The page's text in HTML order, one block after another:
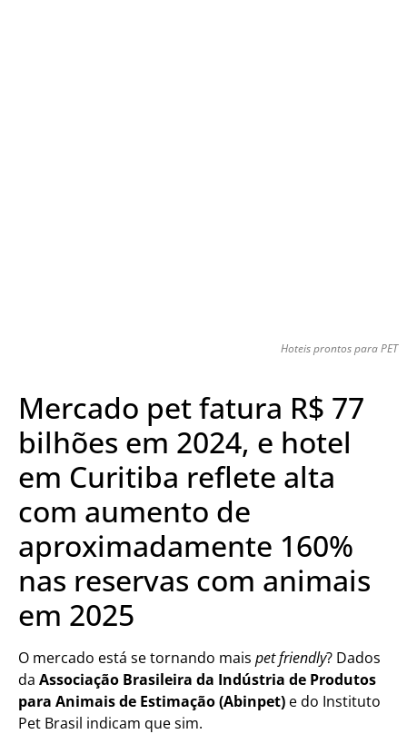
Hoteis prontos para PET
Mercado pet fatura R$ 77
bilhões em 2024, e hotel
em Curitiba reflete alta
com aumento de
aproximadamente 160%
nas reservas com animais
em 2025
O mercado está se tornando mais pet friendly? Dados
da Associação Brasileira da Indústria de Produtos
para Animais de Estimação (Abinpet) e do Instituto
Pet Brasil indicam que sim.